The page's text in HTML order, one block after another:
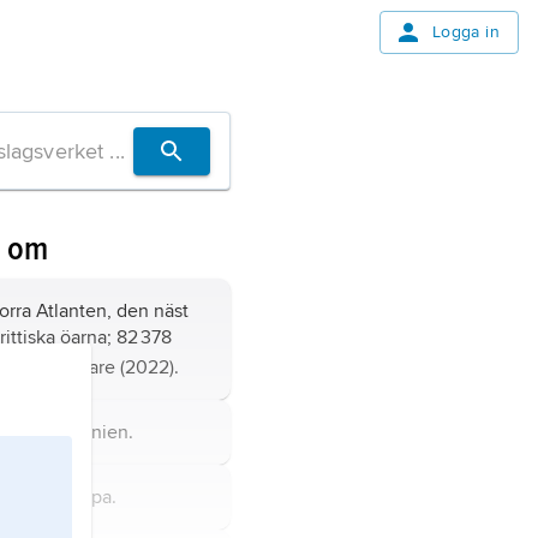
Logga in
Atlanten, den näst
öarna; 82 378
invånare (2022).
stat i Oceanien.
i Nordeuropa.